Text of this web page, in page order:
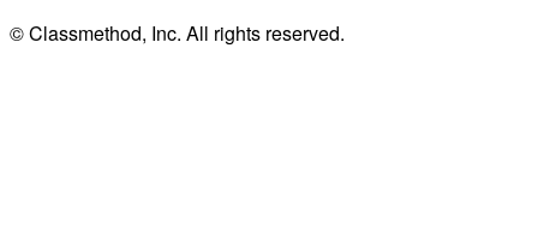
© Classmethod, Inc. All rights reserved.